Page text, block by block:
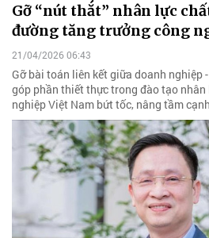
Gỡ “nút thắt” nhân lực
đường tăng trưởng công
21/04/2026 06:43
Gỡ bài toán liên kết giữa doanh nghiệp
góp phần thiết thực trong đào tạo nhân
nghiệp Việt Nam bứt tốc, nâng tầm